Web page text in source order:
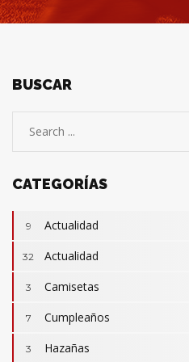
BUSCAR
CATEGORÍAS
9 Actualidad
32 Actualidad
3 Camisetas
7 Cumpleaños
3 Hazañas